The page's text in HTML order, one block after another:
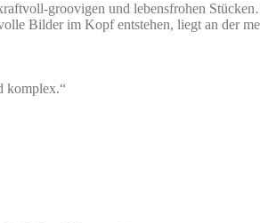
groovigen und lebensfrohen
Bilder im Kopf entstehen, liegt an der
komplex.“